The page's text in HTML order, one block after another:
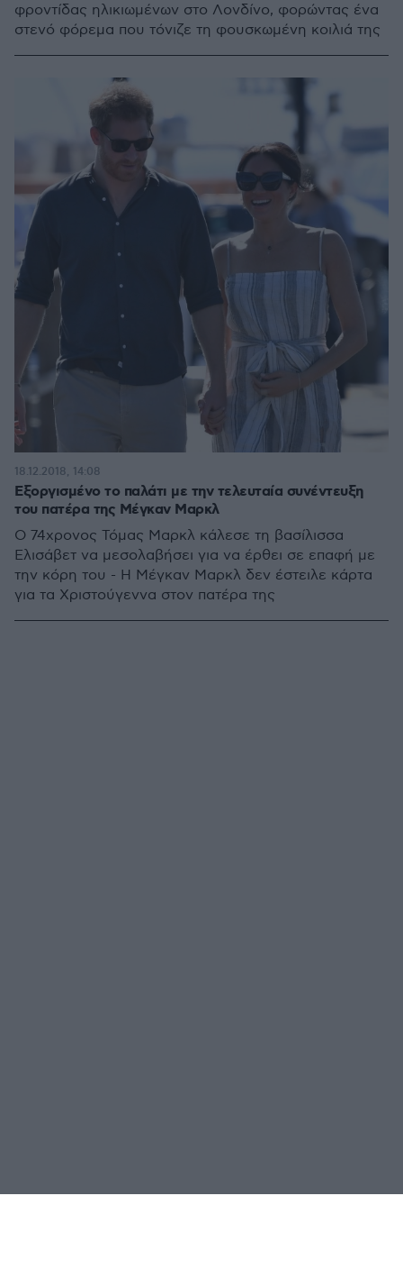
φροντίδας ηλικιωμένων στο Λονδίνο, φορώντας ένα
στενό φόρεμα που τόνιζε τη φουσκωμένη κοιλιά της
Εξοργισμένο το παλάτι με την τελευταία συνέντευξη
του πατέρα της Μέγκαν Μαρκλ
Ο 74χρονος Τόμας Μαρκλ κάλεσε τη βασίλισσα
Ελισάβετ να μεσολαβήσει για να έρθει σε επαφή με
την κόρη του - Η Μέγκαν Μαρκλ δεν έστειλε κάρτα
για τα Χριστούγεννα στον πατέρα της
18.12.2018, 14:08